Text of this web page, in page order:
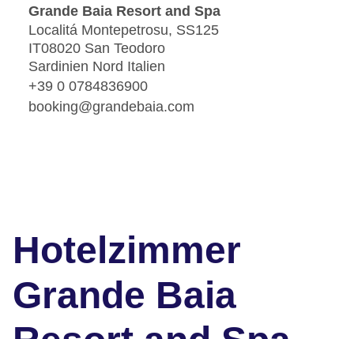
Grande Baia Resort and Spa
Localitá Montepetrosu, SS125
IT08020 San Teodoro
Sardinien Nord Italien
+39 0 0784836900
booking@grandebaia.com
Hotelzimmer
Grande Baia